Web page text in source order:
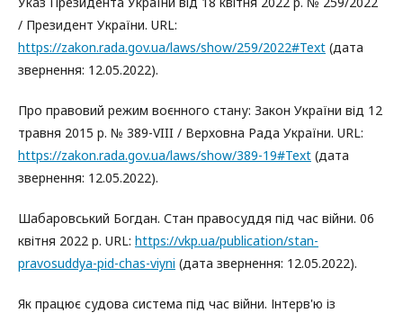
/ Президент України. URL:
https://zakon.rada.gov.ua/laws/show/259/2022#Text (дата
звернення: 12.05.2022).
Про правовий режим воєнного стану: Закон України від 12
травня 2015 р. № 389-VIII / Верховна Рада України. URL:
https://zakon.rada.gov.ua/laws/show/389-19#Text (дата
звернення: 12.05.2022).
Шабаровський Богдан. Стан правосуддя під час війни. 06
квітня 2022 р. URL: https://vkp.ua/publication/stan-
pravosuddya-pid-chas-viyni (дата звернення: 12.05.2022).
Як працює судова система під час війни. Інтерв'ю із